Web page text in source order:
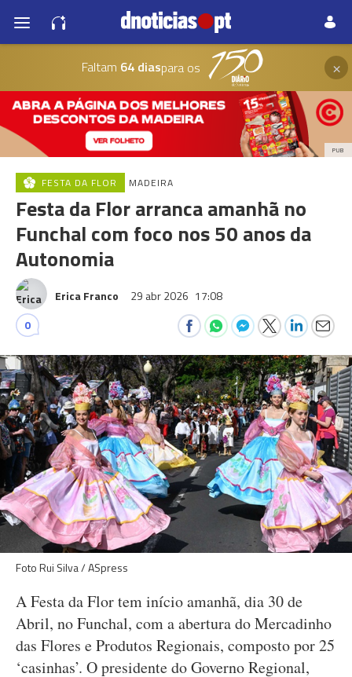
Faltam 64 diaspara os ×
PUB
FESTA DA FLOR MADEIRA
Festa da Flor arranca amanhã no
Funchal com foco nos 50 anos da
Autonomia
Erica Franco 29 abr 2026 17:08
0
Foto Rui Silva / ASpress
A Festa da Flor tem início amanhã, dia 30 de
Abril, no Funchal, com a abertura do Mercadinho
das Flores e Produtos Regionais, composto por 25
‘casinhas’. O presidente do Governo Regional,